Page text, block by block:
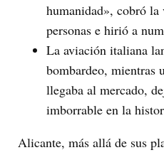
humanidad», cobró la
personas e hirió a
La aviación italiana
bombardeo, mientras
llegaba al mercado,
imborrable en la
Alicante, más allá de sus